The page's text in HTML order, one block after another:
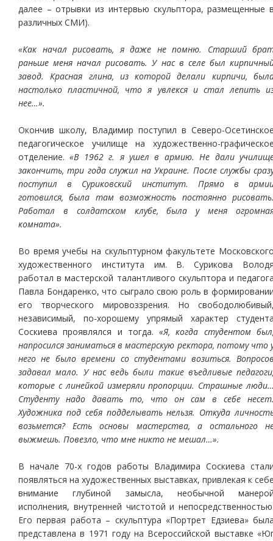
далее – отрывки из интервью скульптора, размещенные
различных СМИ).
«Как начал рисовать, я даже не помню. Старший
раньше меня начал рисовать. У нас в селе был
завод. Красная глина, из которой делали кирпичи,
настолько пластичной, что я увлекся и стал лепить
нее…».
Окончив школу, Владимир поступил в Северо-
педагогическое училище на художественно-
отделение.«В 1962 г. я ушел в армию. Не дали
закончить, три года служил на Украине. После службы
поступил в Суриковский институт. Прямо в
готовился, была там возможность постоянно
Работал в солдатском клубе, была у меня
комната».
Во время учебы на скульптурном факультете
художественного института им. В. Сурикова
работал в мастерской талантливого скульптора и
Павла Бондаренко, что сыграло свою роль в
его творческого мировоззрения. Но
независимый, по-хорошему упрямый характер
Соскиева проявлялся и тогда.«Я, когда студентом
напросился заниматься в мастерскую ректора, потому что
него не было времени со студентами возиться.
задавал мало. У нас ведь были такие въедливые
которые с линейкой измеряли пропорции. Страшные
Студенту надо давать то, что он сам в себе
Художника под себя подделывать нельзя. Откуда
возьмется? Есть основы мастерства, а остального
выжмешь. Повезло, что мне никто не мешал…».
В начале 70-х годов работы Владимира Соскиева
появляться на художественных выставках, привлекая к
внимание глубиной замысла, необычной
исполнения, внутренней чистотой и
Его первая работа – скульптура «Портрет Едзиева»
представлена в 1971 году на Всероссийской выставке